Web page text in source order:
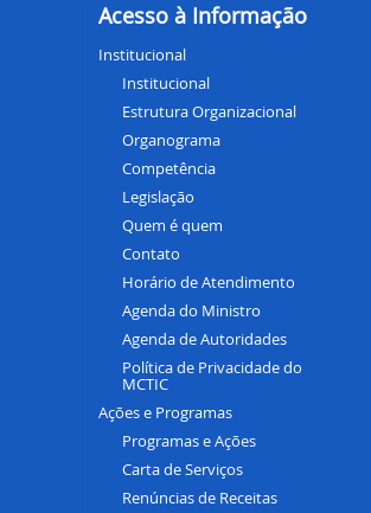
Acesso à Informação
Institucional
Institucional
Estrutura Organizacional
Organograma
Competência
Legislação
Quem é quem
Contato
Horário de Atendimento
Agenda do Ministro
Agenda de Autoridades
Política de Privacidade do
MCTIC
Ações e Programas
Programas e Ações
Carta de Serviços
Renúncias de Receitas